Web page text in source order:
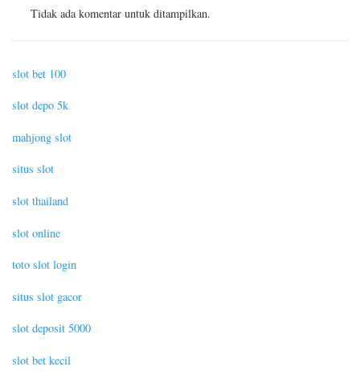
Tidak ada komentar untuk ditampilkan.
slot bet 100
slot depo 5k
mahjong slot
situs slot
slot thailand
slot online
toto slot login
situs slot gacor
slot deposit 5000
slot bet kecil